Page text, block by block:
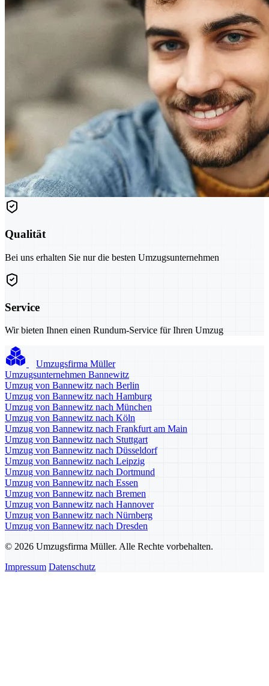
Qualität
Bei uns erhalten Sie nur die besten Umzugsunternehmen
Service
Wir bieten Ihnen einen Rundum-Service für Ihren Umzug
Umzugsfirma Müller
Umzugsunternehmen Bannewitz
Umzug von Bannewitz nach Berlin
Umzug von Bannewitz nach Hamburg
Umzug von Bannewitz nach München
Umzug von Bannewitz nach Köln
Umzug von Bannewitz nach Frankfurt am Main
Umzug von Bannewitz nach Stuttgart
Umzug von Bannewitz nach Düsseldorf
Umzug von Bannewitz nach Leipzig
Umzug von Bannewitz nach Dortmund
Umzug von Bannewitz nach Essen
Umzug von Bannewitz nach Bremen
Umzug von Bannewitz nach Hannover
Umzug von Bannewitz nach Nürnberg
Umzug von Bannewitz nach Dresden
© 2026 Umzugsfirma Müller. Alle Rechte vorbehalten.
Impressum Datenschutz